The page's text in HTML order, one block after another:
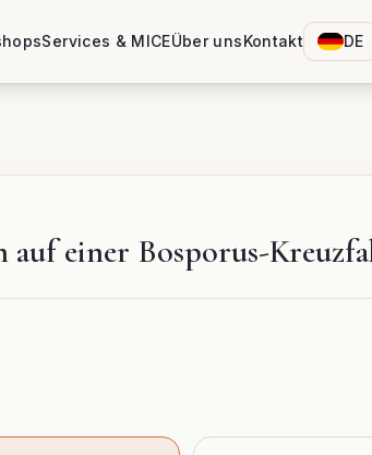
Services & MICEÜber unsKontakt DE
auf einer Bosporus-